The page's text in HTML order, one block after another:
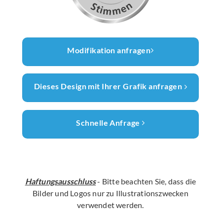
Modifikation anfragen
Dieses Design mit Ihrer Grafik anfragen
Schnelle Anfrage
Haftungsausschluss- Bitte beachten Sie, dass die
Bilder und Logos nur zu Illustrationszwecken
verwendet werden.